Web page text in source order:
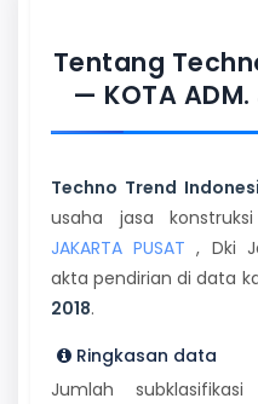
Tentang
— KOTA ADM.
Techno Trend
usaha jasa
JAKARTA PUSAT , Dki
akta pendirian di data
2018.
Ringkasan data
Jumlah